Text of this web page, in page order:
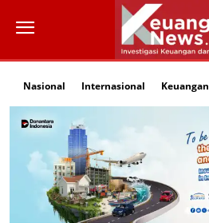
Nasional Internasional Keuangan